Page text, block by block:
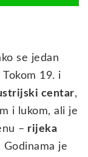
se jedan
19. i
centar,
i lukom, ali je
– rijeka
Godinama je